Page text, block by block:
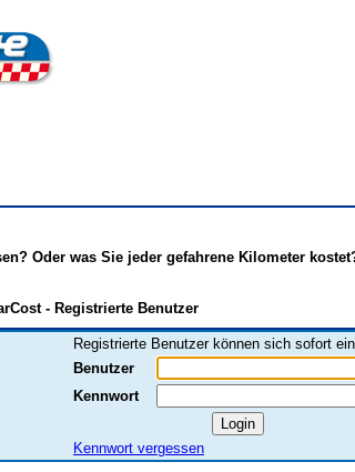
Oder was Sie jeder gefahrene Kilometer
- Registrierte Benutzer
Registrierte Benutzer können sich sofort
Benutzer
Kennwort
Kennwort vergessen